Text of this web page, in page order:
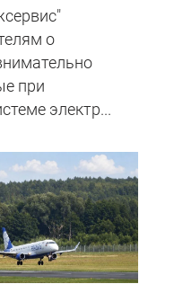
о
при
электр...